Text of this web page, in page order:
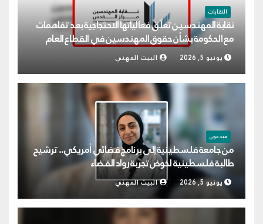
النقابات
نقابة المهندسين تعلّق فعالياتها الاحتجاجية بعد تفاهمات
مع الحكومة بشأن حقوق المهندسين في القطاع العام
يونيو 5, 2026 البيت المهني
مبدعون
من جامعة فلسطينية إلى برنامج فضائي أمريكي.. ترشيح
طالبة فلسطينية لخوض تجربة رواد الفضاء
يونيو 5, 2026 البيت المهني